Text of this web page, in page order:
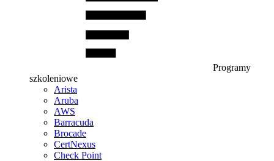
Programy
szkoleniowe
Arista
Aruba
AWS
Barracuda
Brocade
CertNexus
Check Point